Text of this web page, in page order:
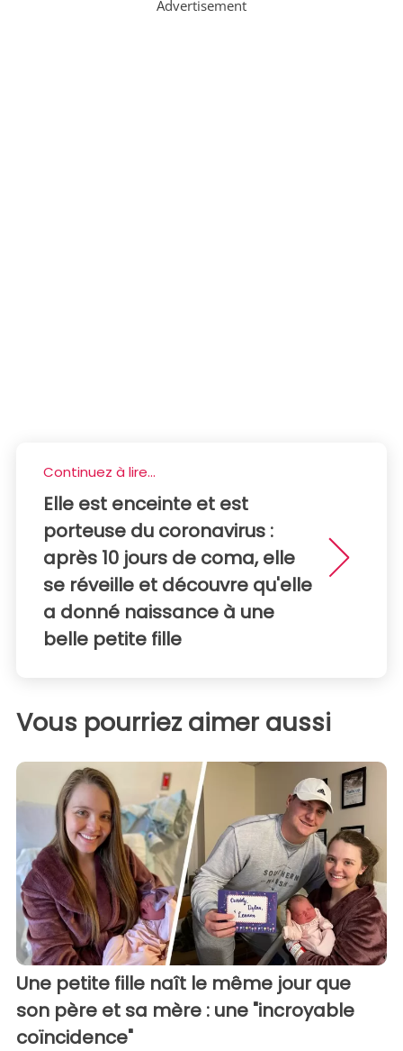
Advertisement
Continuez à lire...
Elle est enceinte et est
porteuse du coronavirus :
après 10 jours de coma, elle
se réveille et découvre qu'elle
a donné naissance à une
belle petite fille
Vous pourriez aimer aussi
Une petite fille naît le même jour que
son père et sa mère : une "incroyable
coïncidence"